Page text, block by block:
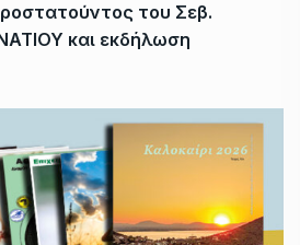
του Σεβ.
και εκδήλωση